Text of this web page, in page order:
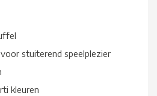
stuiterend speelplezier
kleuren